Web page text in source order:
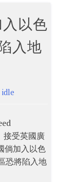
以色
入地
idle
接受英國廣
倘加入以色
恐將陷入地